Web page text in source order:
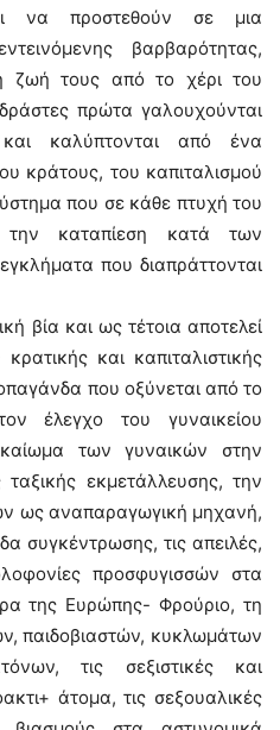
να προστεθούν σε μια
βαρβαρότητας,
ζωή τους από το χέρι του
πρώτα γαλουχούνται
καλύπτονται από ένα
κράτους, του καπιταλισμού
που σε κάθε πτυχή του
την καταπίεση κατά των
που διαπράττονται
βία και ως τέτοια αποτελεί
και καπιταλιστικής
που οξύνεται από το
έλεγχο του γυναικείου
των γυναικών στην
εκμετάλλευσης, την
ως αναπαραγωγική μηχανή,
συγκέντρωσης, τις απειλές,
προσφυγισσών στα
της Ευρώπης- Φρούριο, τη
παιδοβιαστών, κυκλωμάτων
τις σεξιστικές και
άτομα, τις σεξουαλικές